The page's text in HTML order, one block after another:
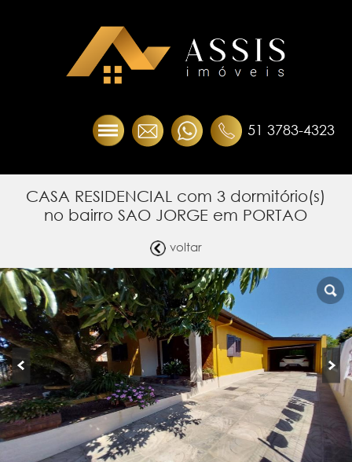
51 3783-4323
CASA RESIDENCIAL com 3 dormitório(s)
no bairro SAO JORGE em PORTAO
voltar